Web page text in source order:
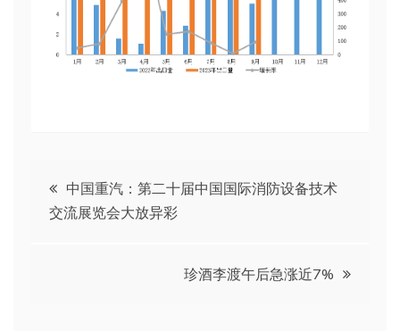
文
章
中国重汽：第二十届中国国际消防设备技术
交流展览会大放异彩
珍酒李渡午后急涨近7%